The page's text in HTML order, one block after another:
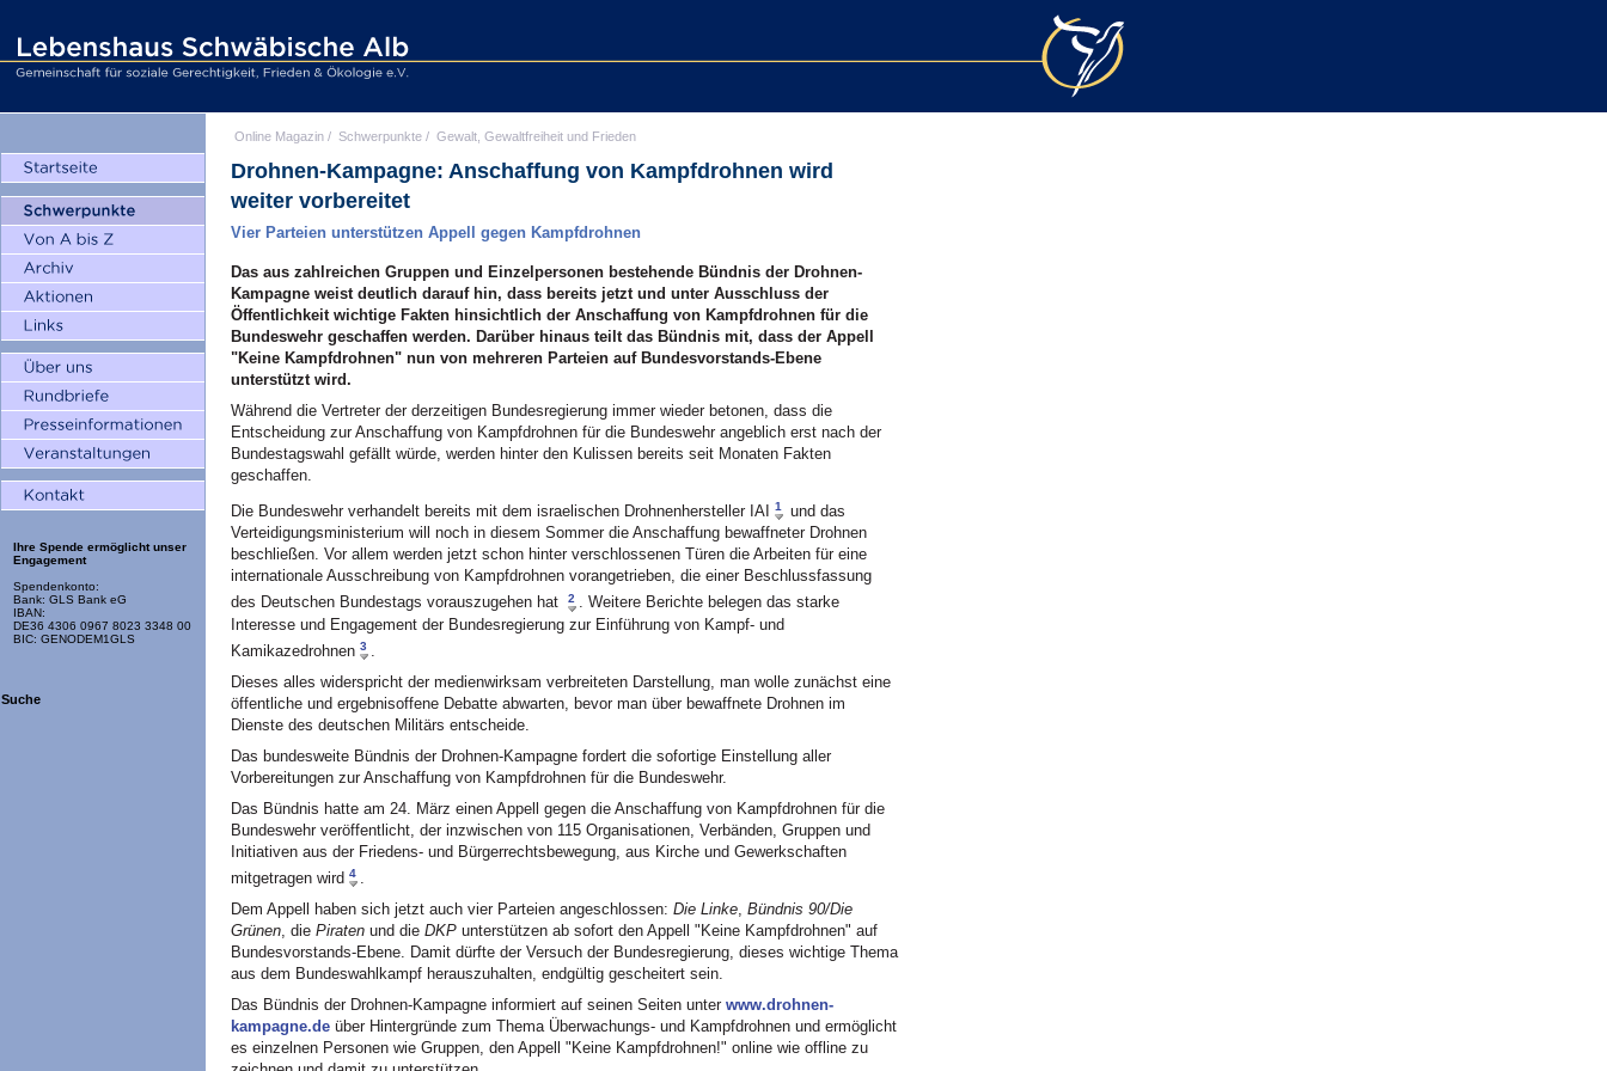
Ihre Spende ermöglicht unser
Engagement
Spendenkonto:
Bank: GLS Bank eG
IBAN:
DE36 4306 0967 8023 3348 00
BIC: GENODEM1GLS
Suche
Online Magazin / Schwerpunkte / Gewalt, Gewaltfreiheit und Frieden
Drohnen-Kampagne: Anschaffung von Kampfdrohnen wird
weiter vorbereitet
Vier Parteien unterstützen Appell gegen Kampfdrohnen
Das aus zahlreichen Gruppen und Einzelpersonen bestehende Bündnis der Drohnen-
Kampagne weist deutlich darauf hin, dass bereits jetzt und unter Ausschluss der
Öffentlichkeit wichtige Fakten hinsichtlich der Anschaffung von Kampfdrohnen für die
Bundeswehr geschaffen werden. Darüber hinaus teilt das Bündnis mit, dass der Appell
"Keine Kampfdrohnen" nun von mehreren Parteien auf Bundesvorstands-Ebene
unterstützt wird.
Während die Vertreter der derzeitigen Bundesregierung immer wieder betonen, dass die
Entscheidung zur Anschaffung von Kampfdrohnen für die Bundeswehr angeblich erst nach der
Bundestagswahl gefällt würde, werden hinter den Kulissen bereits seit Monaten Fakten
geschaffen.
Die Bundeswehr verhandelt bereits mit dem israelischen Drohnenhersteller IAI 1
und das
Verteidigungsministerium will noch in diesem Sommer die Anschaffung bewaffneter Drohnen
beschließen. Vor allem werden jetzt schon hinter verschlossenen Türen die Arbeiten für eine
internationale Ausschreibung von Kampfdrohnen vorangetrieben, die einer Beschlussfassung
des Deutschen Bundestags vorauszugehen hat
2 . Weitere Berichte belegen das starke
Interesse und Engagement der Bundesregierung zur Einführung von Kampf- und
Kamikazedrohnen 3
Dieses alles widerspricht der medienwirksam verbreiteten Darstellung, man wolle zunächst eine
öffentliche und ergebnisoffene Debatte abwarten, bevor man über bewaffnete Drohnen im
Dienste des deutschen Militärs entscheide.
Das bundesweite Bündnis der Drohnen-Kampagne fordert die sofortige Einstellung aller
Vorbereitungen zur Anschaffung von Kampfdrohnen für die Bundeswehr.
Das Bündnis hatte am 24. März einen Appell gegen die Anschaffung von Kampfdrohnen für die
Bundeswehr veröffentlicht, der inzwischen von 115 Organisationen, Verbänden, Gruppen und
Initiativen aus der Friedens- und Bürgerrechtsbewegung, aus Kirche und Gewerkschaften
mitgetragen wird 4 .
Dem Appell haben sich jetzt auch vier Parteien angeschlossen: Die Linke, Bündnis 90/Die
Grünen, die Piraten und die DKP unterstützen ab sofort den Appell "Keine Kampfdrohnen" auf
Bundesvorstands-Ebene. Damit dürfte der Versuch der Bundesregierung, dieses wichtige Thema
aus dem Bundeswahlkampf herauszuhalten, endgültig gescheitert sein.
Das Bündnis der Drohnen-Kampagne informiert auf seinen Seiten unter www.drohnen-
kampagne.de über Hintergründe zum Thema Überwachungs- und Kampfdrohnen und ermöglicht
es einzelnen Personen wie Gruppen, den Appell "Keine Kampfdrohnen!" online wie offline zu